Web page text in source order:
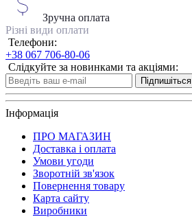
Зручна оплата
Різні види оплати
Телефони:
+38 067 706-80-06
Слідкуйте за новинками та акціями:
Підпишіться
Інформація
ПРО МАГАЗИН
Доставка і оплата
Умови угоди
Зворотній зв'язок
Повернення товару
Карта сайту
Виробники